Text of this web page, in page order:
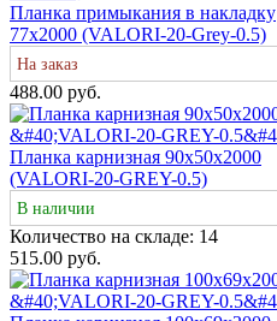
Планка примыкания в накладку
77х2000 (VALORI-20-Grey-0.5)
На заказ
488.00 руб.
Планка карнизная 90х50х2000
(VALORI-20-GREY-0.5)
В наличии
Количество на складе: 14
515.00 руб.